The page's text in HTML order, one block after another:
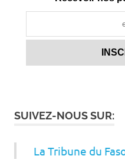
SUIVEZ-NOUS SUR:
La Tribune du